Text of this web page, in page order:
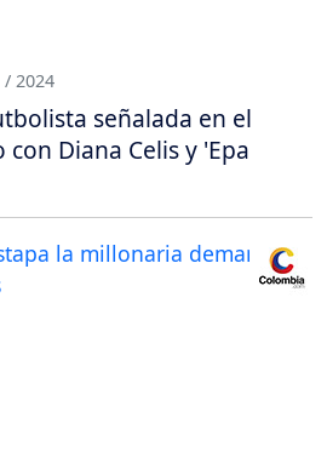
/ 2024
señalada en el
Diana Celis y 'Epa